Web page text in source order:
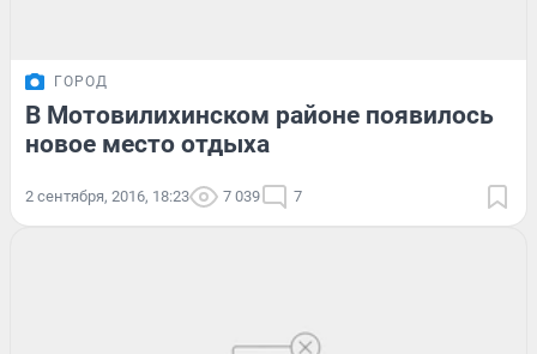
ГОРОД
В Мотовилихинском районе появилось
новое место отдыха
2 сентября, 2016, 18:23 7 039 7